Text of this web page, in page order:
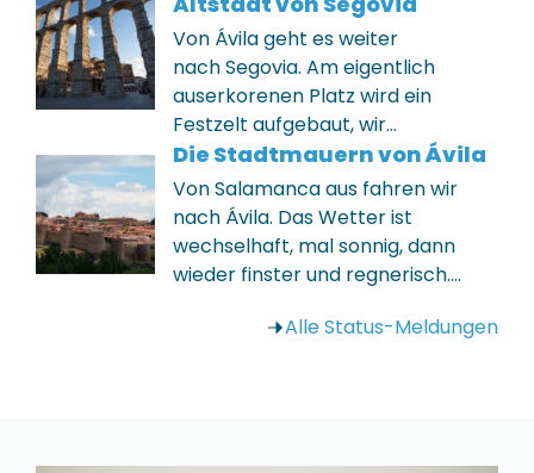
Von Ávila geht es weiter
nach Segovia. Am eigentlich
auserkorenen Platz wird ein
Festzelt aufgebaut, wir…
Die Stadtmauern von Ávila
Von Salamanca aus fahren wir
nach Ávila. Das Wetter ist
wechselhaft, mal sonnig, dann
wieder finster und regnerisch.…
Alle Status-Meldungen